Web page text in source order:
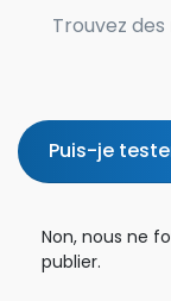
Trouvez
Puis-je
Non, nous ne
publier.